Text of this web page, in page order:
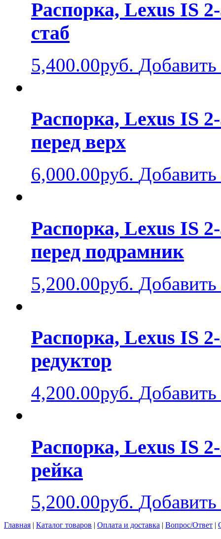
Распорка, Lexus IS
стаб
5,400.00руб. Добавить
Распорка, Lexus IS
перед верх
6,000.00руб. Добавить
Распорка, Lexus IS
перед подрамник
5,200.00руб.
Распорка, Lexus IS
редуктор
4,200.00руб. Добавить
Распорка, Lexus IS
рейка
5,200.00руб. Добавить
Главная | Каталог товаров | Оплата и доставка | Вопрос/Ответ |